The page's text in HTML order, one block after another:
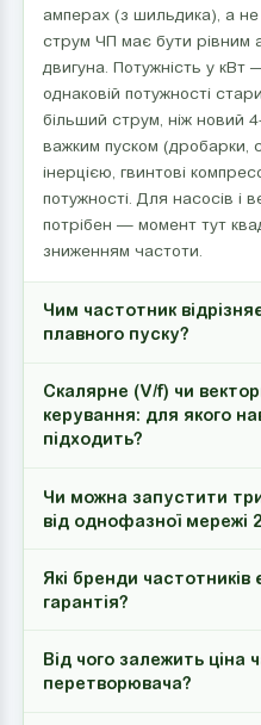
амперах (з шильдика), а не
струм ЧП має бути рівним
двигуна. Потужність у кВт
однаковій потужності
більший струм, ніж новий
важким пуском (дробарки,
інерцією, гвинтові
потужності. Для насосів і
потрібен — момент тут
зниженням частоти.
Чим частотник
плавного пуску?
Скалярне (V/f) чи
керування: для якого
підходить?
Чи можна запустити
від однофазної мережі
Які бренди частотників
гарантія?
Від чого залежить ціна
перетворювача?